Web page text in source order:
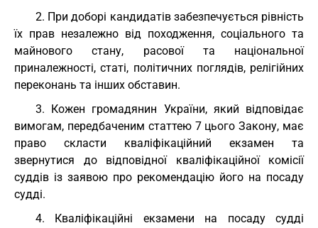
2. При доборі кандидатів забезпечується рівність
їх прав незалежно від походження, соціального та
майнового стану, расової та національної
приналежності, статі, політичних поглядів, релігійних
переконань та інших обставин.
3. Кожен громадянин України, який відповідає
вимогам, передбаченим статтею 7 цього Закону, має
право скласти кваліфікаційний екзамен та
звернутися до відповідної кваліфікаційної комісії
суддів із заявою про рекомендацію його на посаду
судді.
4. Кваліфікаційні екзамени на посаду судді